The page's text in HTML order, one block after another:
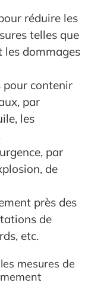
réduire les
telles que
les dommages
pour contenir
par
les
par
de
près des
de
etc.
mesures de